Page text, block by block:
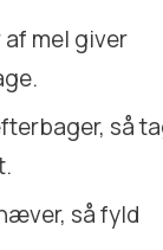
af mel giver
så
så fyld